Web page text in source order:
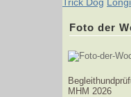
Foto der
MHM 2026